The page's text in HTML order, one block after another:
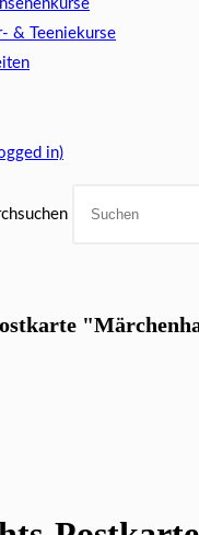
& Teeniekurse
in)